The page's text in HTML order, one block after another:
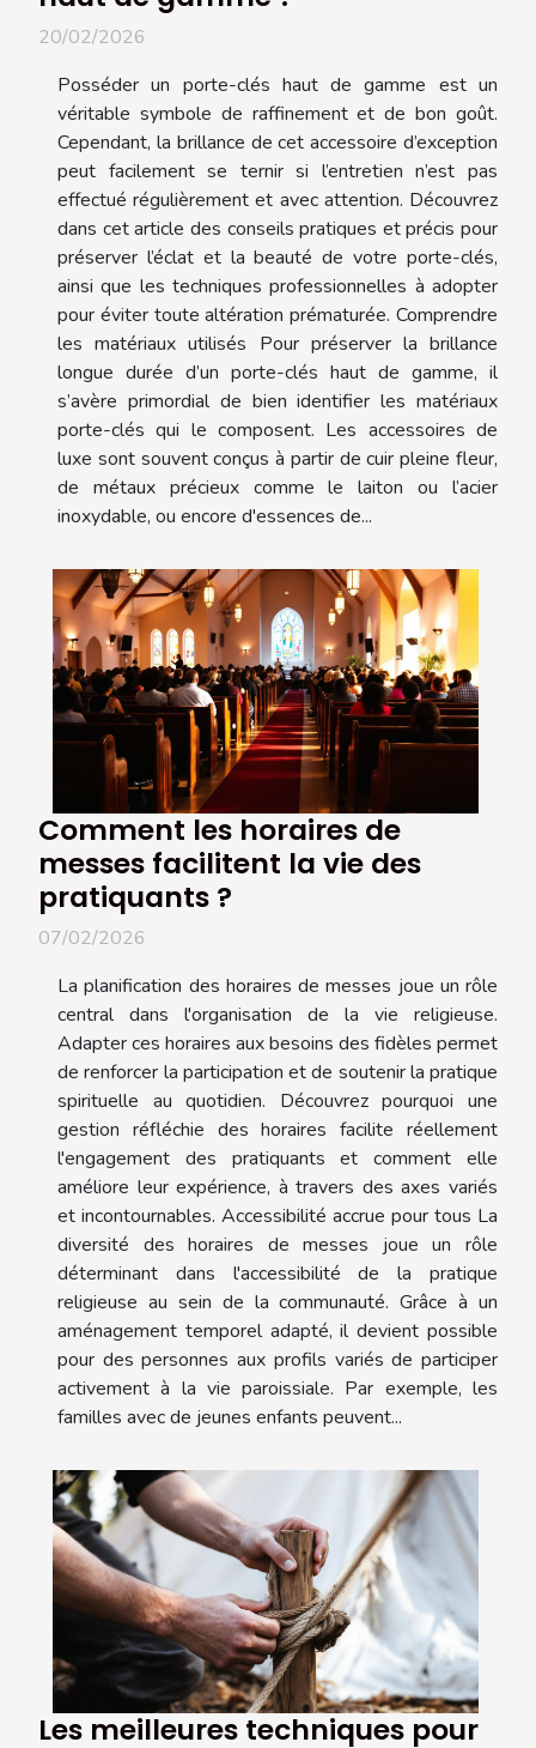
20/02/2026
Posséder un porte-clés haut de gamme est un
véritable symbole de raffinement et de bon goût.
Cependant, la brillance de cet accessoire d’exception
peut facilement se ternir si l’entretien n’est pas
effectué régulièrement et avec attention. Découvrez
dans cet article des conseils pratiques et précis pour
préserver l’éclat et la beauté de votre porte-clés,
ainsi que les techniques professionnelles à adopter
pour éviter toute altération prématurée. Comprendre
les matériaux utilisés Pour préserver la brillance
longue durée d’un porte-clés haut de gamme, il
s’avère primordial de bien identifier les matériaux
porte-clés qui le composent. Les accessoires de
luxe sont souvent conçus à partir de cuir pleine fleur,
de métaux précieux comme le laiton ou l’acier
inoxydable, ou encore d'essences de...
Comment les horaires de
messes facilitent la vie des
pratiquants ?
07/02/2026
La planification des horaires de messes joue un rôle
central dans l'organisation de la vie religieuse.
Adapter ces horaires aux besoins des fidèles permet
de renforcer la participation et de soutenir la pratique
spirituelle au quotidien. Découvrez pourquoi une
gestion réfléchie des horaires facilite réellement
l'engagement des pratiquants et comment elle
améliore leur expérience, à travers des axes variés
et incontournables. Accessibilité accrue pour tous La
diversité des horaires de messes joue un rôle
déterminant dans l'accessibilité de la pratique
religieuse au sein de la communauté. Grâce à un
aménagement temporel adapté, il devient possible
pour des personnes aux profils variés de participer
activement à la vie paroissiale. Par exemple, les
familles avec de jeunes enfants peuvent...
Les meilleures techniques pour